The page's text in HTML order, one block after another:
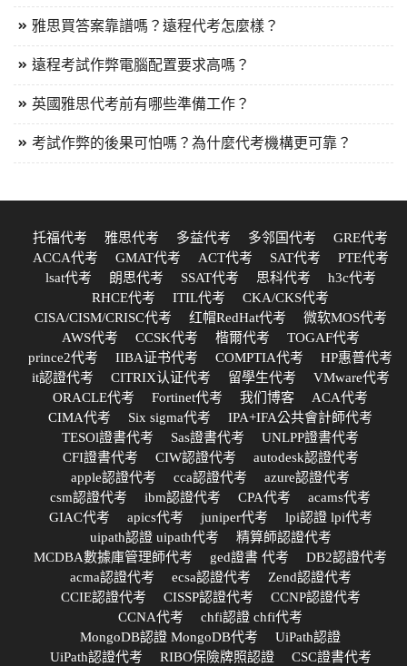
雅思買答案靠譜嗎？遠程代考怎麼樣？
遠程考試作弊電腦配置要求高嗎？
英國雅思代考前有哪些準備工作？
考試作弊的後果可怕嗎？為什麼代考機構更可靠？
托福代考 雅思代考 多益代考 多邻国代考
GRE代考
ACCA代考
GMAT代考 ACT代考 SAT代考
PTE代考
lsat代考
朗思代考 SSAT代考 思科代考
h3c代考
RHCE代考
ITIL代考
CKA/CKS代考
CISA/CISM/CRISC代考
红帽RedHat代考
微软MOS代考
AWS代考
CCSK代考 楷爾代考
TOGAF代考
prince2代考
IIBA证书代考 COMPTIA代考
HP惠普代考
it認證代考
CITRIX认证代考 留學生代考
VMware代考
ORACLE代考
Fortinet代考 我们博客
ACA代考
CIMA代考
Six sigma代考
IPA+IFA公共會計師代考
TESOl證書代考
Sas證書代考
UNLPP證書代考
CFI證書代考
CIW認證代考
autodesk認證代考
apple認證代考
cca認證代考
azure認證代考
csm認證代考
ibm認證代考 CPA代考
acams代考
GIAC代考
apics代考 juniper代考
lpi認證 lpi代考
uipath認證 uipath代考
精算師認證代考
MCDBA數據庫管理師代考
ged證書 代考
DB2認證代考
acma認證代考
ecsa認證代考
Zend認證代考
CCIE認證代考
CISSP認證代考
CCNP認證代考
CCNA代考
chfi認證 chfi代考
MongoDB認證 MongoDB代考
UiPath認證
UiPath認證代考
RIBO保險牌照認證
CSC證書代考